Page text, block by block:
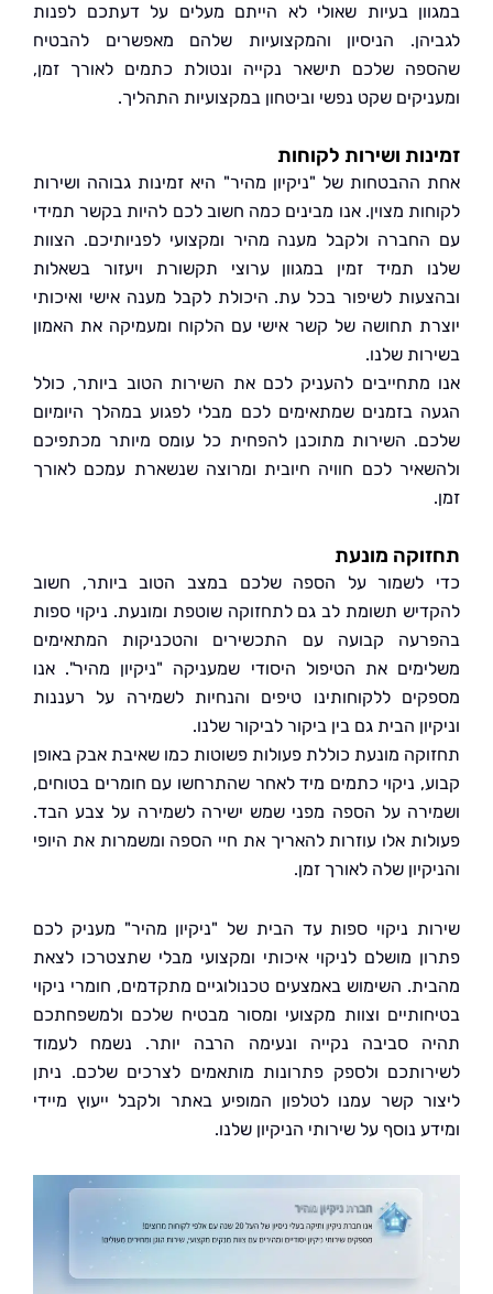
בעיות שאולי לא הייתם מעלים על דעתכם לפנות
הניסיון והמקצועיות שלהם מאפשרים להבטיח
שלכם תישאר נקייה ונטולת כתמים לאורך זמן,
שקט נפשי וביטחון במקצועיות התהליך.
ושירות לקוחות
של "ניקיון מהיר" היא זמינות גבוהה ושירות
מצוין. אנו מבינים כמה חשוב לכם להיות בקשר תמידי
ולקבל מענה מהיר ומקצועי לפניותיכם. הצוות
תמיד זמין במגוון ערוצי תקשורת ויעזור בשאלות
לשיפור בכל עת. היכולת לקבל מענה אישי ואיכותי
תחושה של קשר אישי עם הלקוח ומעמיקה את האמון
שלנו.
להעניק לכם את השירות הטוב ביותר, כולל
בזמנים שמתאימים לכם מבלי לפגוע במהלך היומיום
השירות מתוכנן להפחית כל עומס מיותר מכתפיכם
לכם חוויה חיובית ומרוצה שנשארת עמכם לאורך
מונעת
לשמור על הספה שלכם במצב הטוב ביותר, חשוב
תשומת לב גם לתחזוקה שוטפת ומונעת. ניקוי ספות
קבועה עם התכשירים והטכניקות המתאימים
את הטיפול היסודי שמעניקה "ניקיון מהיר". אנו
ללקוחותינו טיפים והנחיות לשמירה על רעננות
הבית גם בין ביקור לביקור שלנו.
מונעת כוללת פעולות פשוטות כמו שאיבת אבק באופן
ניקוי כתמים מיד לאחר שהתרחשו עם חומרים בטוחים,
על הספה מפני שמש ישירה לשמירה על צבע הבד.
אלו עוזרות להאריך את חיי הספה ומשמרות את היופי
שלה לאורך זמן.
ניקוי ספות עד הבית של "ניקיון מהיר" מעניק לכם
מושלם לניקוי איכותי ומקצועי מבלי שתצטרכו לצאת
השימוש באמצעים טכנולוגיים מתקדמים, חומרי ניקוי
וצוות מקצועי ומסור מבטיח שלכם ולמשפחתכם
סביבה נקייה ונעימה הרבה יותר. נשמח לעמוד
ולספק פתרונות מותאמים לצרכים שלכם. ניתן
קשר עמנו לטלפון המופיע באתר ולקבל ייעוץ מיידי
נוסף על שירותי הניקיון שלנו.